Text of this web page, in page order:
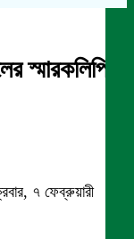
স্মারকলিপি
৭ ফেব্রুয়ারী